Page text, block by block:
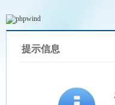
提示信息